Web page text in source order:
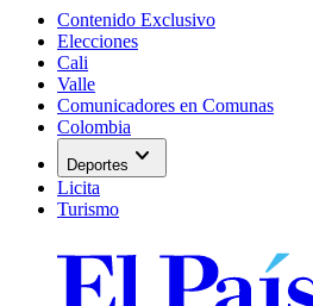
Contenido Exclusivo
Elecciones
Cali
Valle
Comunicadores en Comunas
Colombia
Deportes expand_more
Licita
Turismo